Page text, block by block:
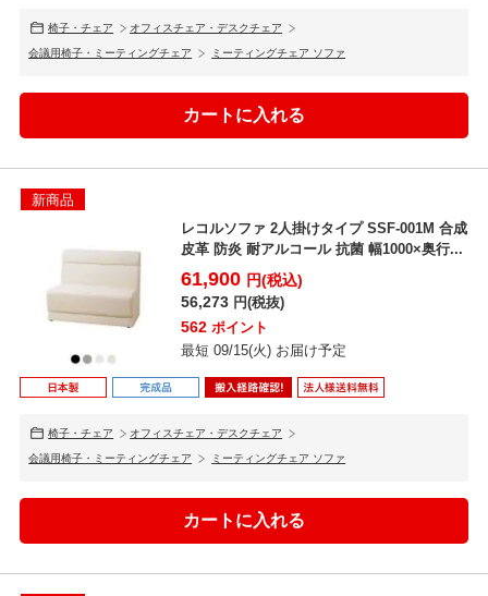
椅子・チェア オフィスチェア・デスクチェア
会議用椅子・ミーティングチェア ミーティングチェア ソファ
新商品
レコルソファ 2人掛けタイプ SSF-001M 合成
皮革 防炎 耐アルコール 抗菌 幅1000×奥行...
61,900 円(税込)
56,273 円(税抜)
562 ポイント
最短 09/15(火) お届け予定
椅子・チェア オフィスチェア・デスクチェア
会議用椅子・ミーティングチェア ミーティングチェア ソファ